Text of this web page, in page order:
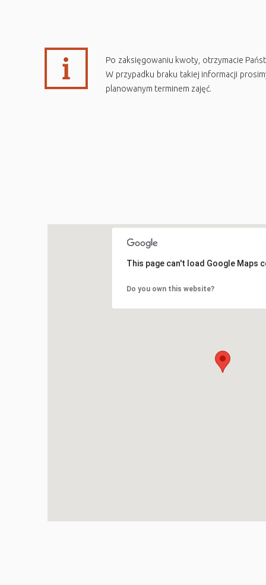
Po zaksięgowaniu kwoty, otrzymacie
W przypadku braku takiej informacji
planowanym terminem zajęć.
This page can't load Google Maps
Do you own this website?